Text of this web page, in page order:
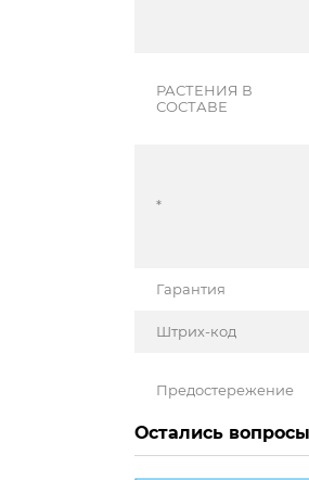
РАСТЕНИЯ В
СОСТАВЕ
*
Гарантия
Штрих-код
Предостережение
Остались